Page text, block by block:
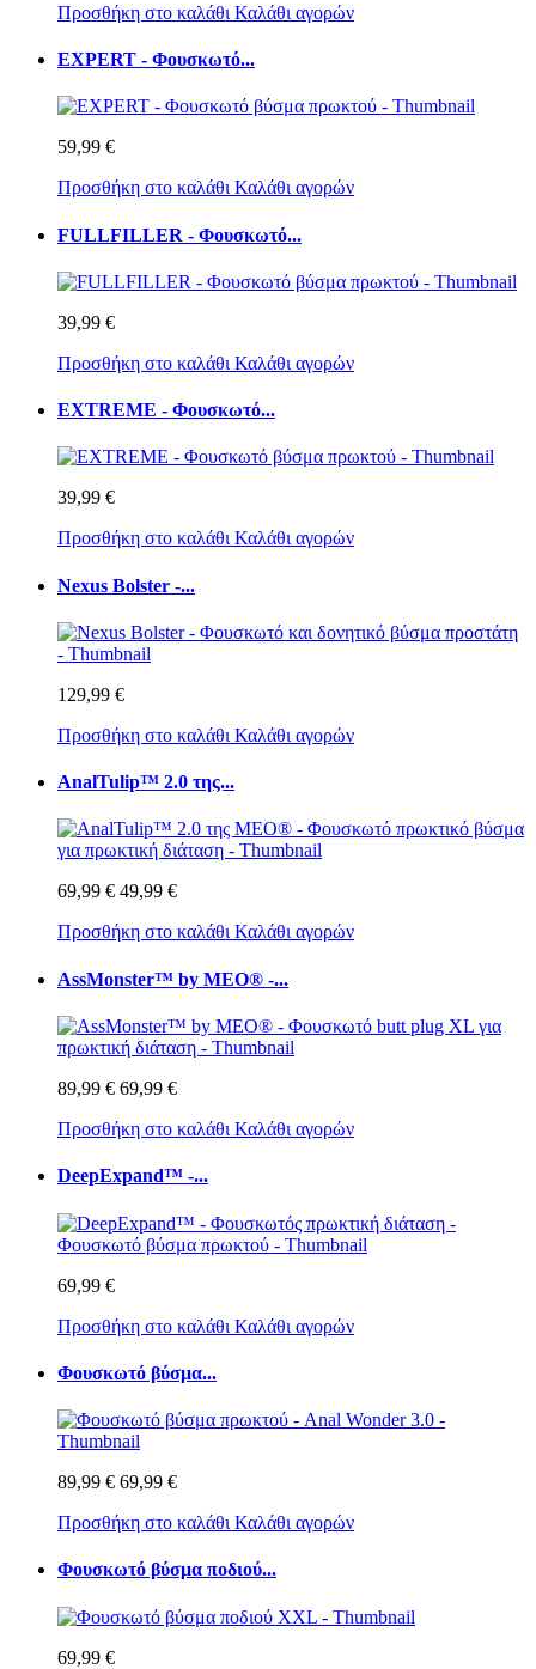
Προσθήκη στο καλάθι Καλάθι αγορών
EXPERT - Φουσκωτό...
59,99 €
Προσθήκη στο καλάθι Καλάθι αγορών
FULLFILLER - Φουσκωτό...
39,99 €
Προσθήκη στο καλάθι Καλάθι αγορών
EXTREME - Φουσκωτό...
39,99 €
Προσθήκη στο καλάθι Καλάθι αγορών
Nexus Bolster -...
129,99 €
Προσθήκη στο καλάθι Καλάθι αγορών
AnalTulip™ 2.0 της...
69,99 € 49,99 €
Προσθήκη στο καλάθι Καλάθι αγορών
AssMonster™ by MEO® -...
89,99 € 69,99 €
Προσθήκη στο καλάθι Καλάθι αγορών
DeepExpand™ -...
69,99 €
Προσθήκη στο καλάθι Καλάθι αγορών
Φουσκωτό βύσμα...
89,99 € 69,99 €
Προσθήκη στο καλάθι Καλάθι αγορών
Φουσκωτό βύσμα ποδιού...
69,99 €